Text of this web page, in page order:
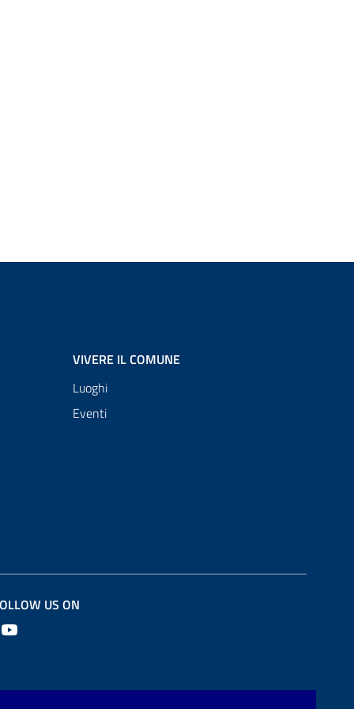
VIVERE IL COMUNE
Luoghi
Eventi
US ON